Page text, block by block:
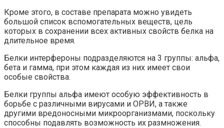
Кроме этого, в составе препарата можно увидеть
большой список вспомогательных веществ, цель
которых в сохранении всех активных свойств белка на
длительное время.
Белки интерфероны подразделяются на 3 группы: альфа,
бета и гамма, при этом каждая из них имеет свои
особые свойства.
Белки группы альфа имеют особую эффективность в
борьбе с различными вирусами и ОРВИ, а также
другими вредоносными микроорганизмами, поскольку
способны подавлять возможность их размножения.